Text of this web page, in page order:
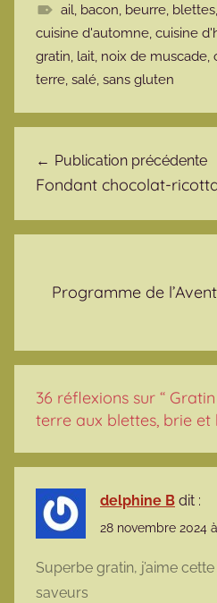
ail, bacon, beurre, blettes,
cuisine d'automne, cuisine
gratin, lait, noix de muscade,
terre, salé, sans gluten
Publication précédente
Fondant chocolat-
Programme de
36 réflexions sur “
terre aux blettes, brie et
delphine B dit :
28 novembre 2024
Superbe gratin, j’aime
saveurs